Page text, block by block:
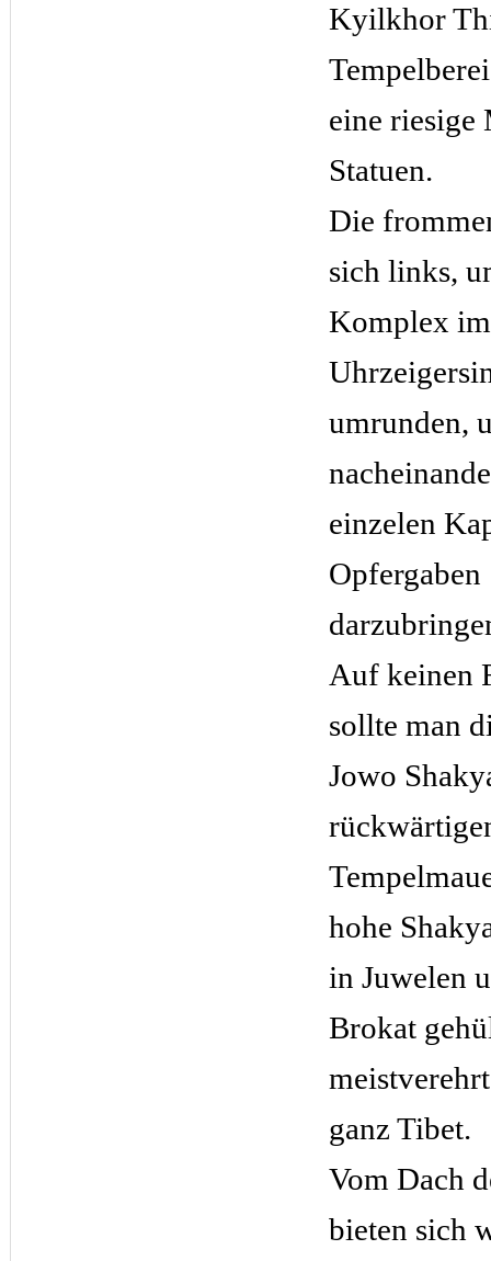
Kyilkhor
eine riesige
Statuen.
Die
sich links,
Komplex im
umrunden,
einzelen
Opfergaben
Auf keinen
sollte man
Jowo
hohe
in Juwelen
Brokat
ganz Tibet.
Vom Dach
bieten sich